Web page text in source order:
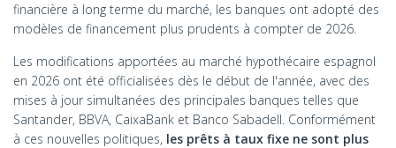
financière à long terme du marché, les banques ont adopté des
modèles de financement plus prudents à compter de 2026.
Les modifications apportées au marché hypothécaire espagnol
en 2026 ont été officialisées dès le début de l'année, avec des
mises à jour simultanées des principales banques telles que
Santander, BBVA, CaixaBank et Banco Sabadell. Conformément
à ces nouvelles politiques, les prêts à taux fixe ne sont plus